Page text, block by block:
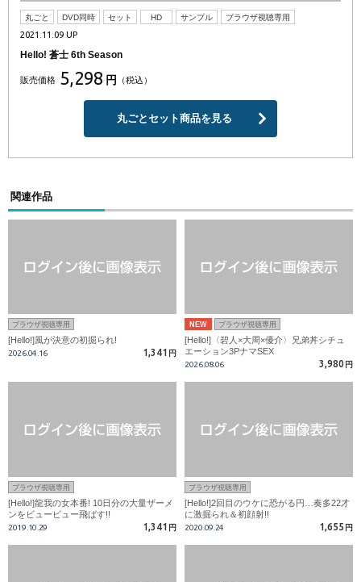
丸ごと DVD同時 セット HD サンプル ブラウザ視聴専用
2021.11.09 UP
Hello! 蒼士 6th Season
販売価格 5,298 円 （税込）
丸ごとセット商品を見る
関連作品
ブラウザ視聴専用
[Hello!]風が決意の初掘られ!
2026.04.16 1,341 円
NEW ブラウザ視聴専用
[Hello!]〈碧人×大周×優介〉兄弟丼シチュ
エーション3PナマSEX
2026.08.06 3,980 円
ブラウザ視聴専用
[Hello!]龍我の女本番! 10日分の大量ザーメ
ンをビュービュー飛ばす!!
2019.10.29 1,341 円
ブラウザ視聴専用
[Hello!]2回目のウケに恐がる円…奏多22才
に激掘られ＆初顔射!!
2020.09.24 1,655 円